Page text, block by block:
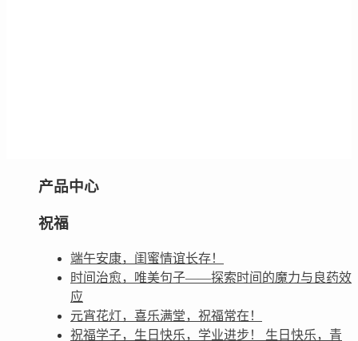
产品中心
祝福
端午安康，闺蜜情谊长存！
时间治愈，唯美句子——探索时间的魔力与良药效
应
元宵花灯，喜乐满堂，祝福常在！
祝福学子，生日快乐，学业进步！ 生日快乐，青